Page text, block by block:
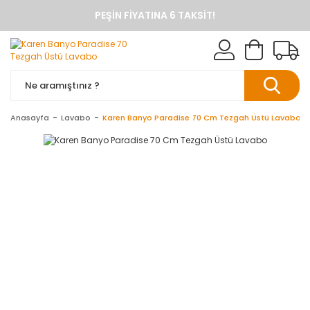
PEŞIN FIYATINA 6 TAKSIT!
ANINDA %10 HAVALE İNDIRIMI
TÜM ÜRÜNLERDE KARGO BEDAVA
KAREN BANYO RESMI ALIŞVERIŞ SITESI
BANYO DOLAPLARINDA ANINDA %10 HAVALE INDIRIMI
Anasayfa Lavabo Karen Banyo Paradise 70 Cm Tezgah Üstü Lavabo